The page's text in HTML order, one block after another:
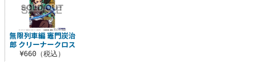
無限列車編 竈門炭治
郎 クリーナークロス
¥660（税込）